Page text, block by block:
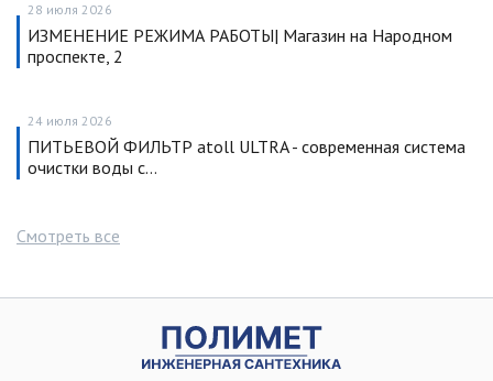
28 июля 2026
ИЗМЕНЕНИЕ РЕЖИМА РАБОТЫ| Магазин на Народном
проспекте, 2
24 июля 2026
ПИТЬЕВОЙ ФИЛЬТР atoll ULTRA - современная система
очистки воды с…
Смотреть все